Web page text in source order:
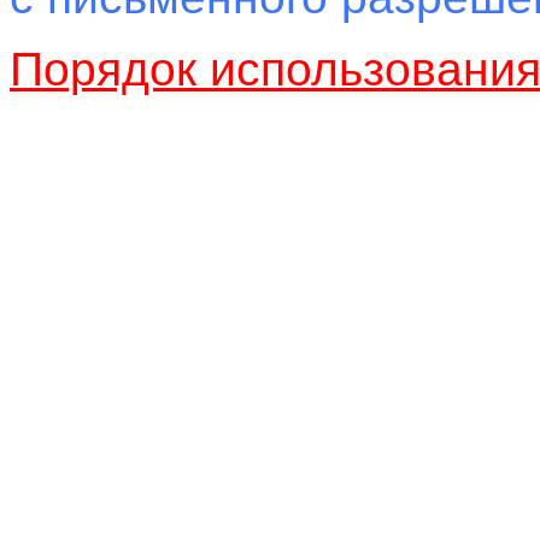
Порядок